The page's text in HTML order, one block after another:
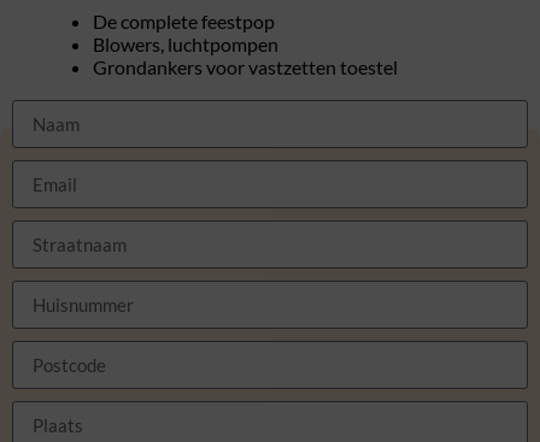
De complete feestpop
Blowers, luchtpompen
Grondankers voor vastzetten toestel